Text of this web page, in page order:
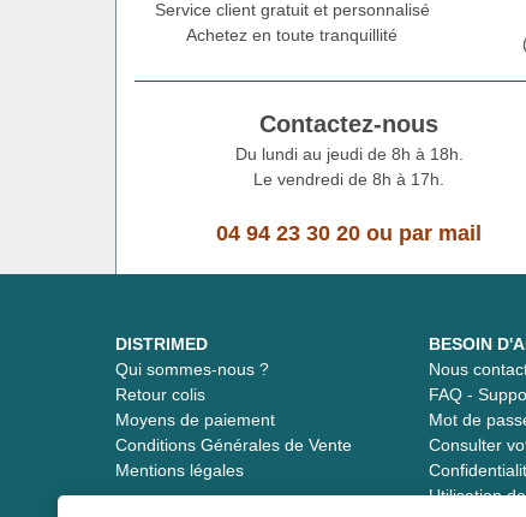
Service client gratuit et personnalisé
Achetez en toute tranquillité
Contactez-nous
Du lundi au jeudi de 8h à 18h.
Le vendredi de 8h à 17h.
04 94 23 30 20 ou par mail
DISTRIMED
Qui sommes-nous ?
Retour colis
Moyens de paiement
Conditions Générales de Vente
Mentions légales
BESOIN
Nous
FAQ -
Mot de
Consulter
Utilisation